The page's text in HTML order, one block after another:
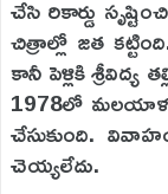
చేసి రికార్డు
చిత్రాల్లో జత
కానీ పెళ్లికి
1978లో మలయాళ
చేసుకుంది.
చెయ్యలేదు.